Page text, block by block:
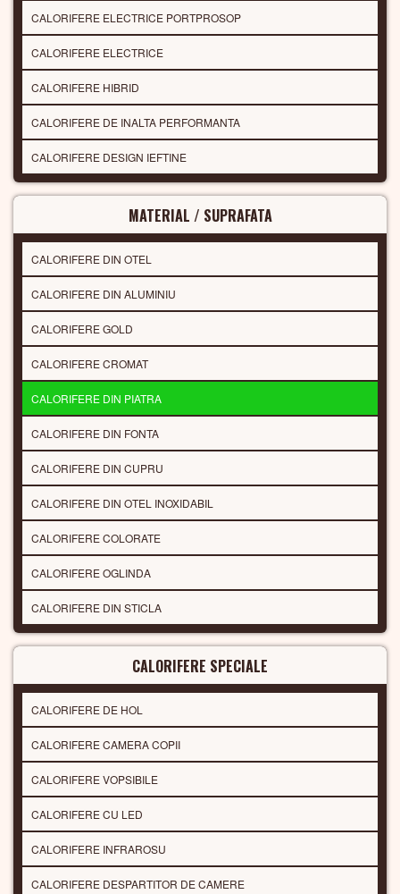
CALORIFERE ELECTRICE PORTPROSOP
CALORIFERE ELECTRICE
CALORIFERE HIBRID
CALORIFERE DE INALTA PERFORMANTA
CALORIFERE DESIGN IEFTINE
MATERIAL / SUPRAFATA
CALORIFERE DIN OTEL
CALORIFERE DIN ALUMINIU
CALORIFERE GOLD
CALORIFERE CROMAT
CALORIFERE DIN PIATRA
CALORIFERE DIN FONTA
CALORIFERE DIN CUPRU
CALORIFERE DIN OTEL INOXIDABIL
CALORIFERE COLORATE
CALORIFERE OGLINDA
CALORIFERE DIN STICLA
CALORIFERE SPECIALE
CALORIFERE DE HOL
CALORIFERE CAMERA COPII
CALORIFERE VOPSIBILE
CALORIFERE CU LED
CALORIFERE INFRAROSU
CALORIFERE DESPARTITOR DE CAMERE